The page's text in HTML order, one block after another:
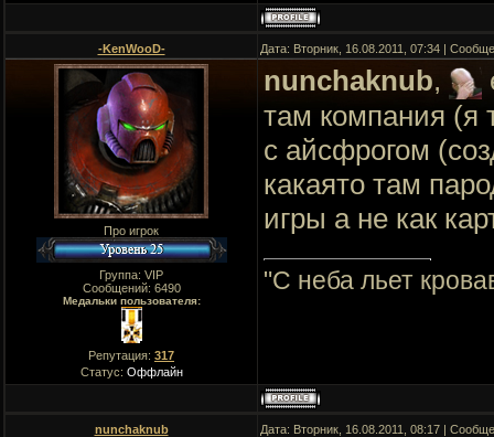
-KenWooD- Дата: Вторник, 16.08.2011, 07:34 |
Про игрок
Группа: VIP
Сообщений: 6490
Медальки пользователя:
Репутация: 317
Статус: Оффлайн
nunchaknub,
там компания (я
с айсфрогом
какаято там
игры а не как
"C неба льет
nunchaknub Дата: Вторник, 16.08.2011, 08:17 |